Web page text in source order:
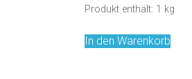
Produkt enthält: 1 kg
In den Warenkorb